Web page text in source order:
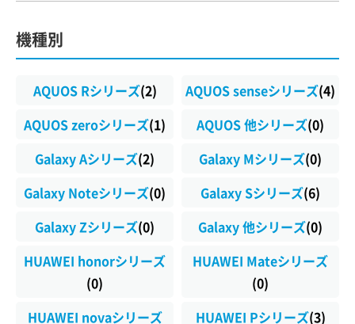
機種別
AQUOS Rシリーズ(2) AQUOS senseシリーズ(4)
AQUOS zeroシリーズ(1) AQUOS 他シリーズ(0)
Galaxy Aシリーズ(2) Galaxy Mシリーズ(0)
Galaxy Noteシリーズ(0) Galaxy Sシリーズ(6)
Galaxy Zシリーズ(0) Galaxy 他シリーズ(0)
HUAWEI honorシリーズ
(0)
HUAWEI Mateシリーズ
(0)
HUAWEI novaシリーズ
HUAWEI Pシリーズ(3)